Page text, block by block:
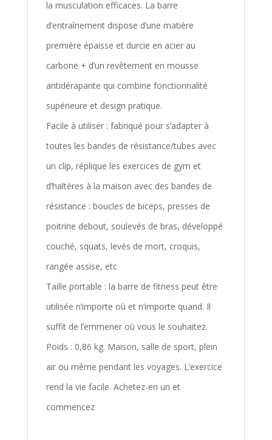
la musculation efficaces. La barre
d’entraînement dispose d’une matière
première épaisse et durcie en acier au
carbone + d’un revêtement en mousse
antidérapante qui combine fonctionnalité
supérieure et design pratique.
Facile à utiliser : fabriqué pour s’adapter à
toutes les bandes de résistance/tubes avec
un clip, réplique les exercices de gym et
d’haltères à la maison avec des bandes de
résistance : boucles de biceps, presses de
poitrine debout, soulevés de bras, développé
couché, squats, levés de mort, croquis,
rangée assise, etc
Taille portable : la barre de fitness peut être
utilisée n’importe où et n’importe quand. Il
suffit de l’emmener où vous le souhaitez.
Poids : 0,86 kg. Maison, salle de sport, plein
air ou même pendant les voyages. L’exercice
rend la vie facile. Achetez-en un et
commencez